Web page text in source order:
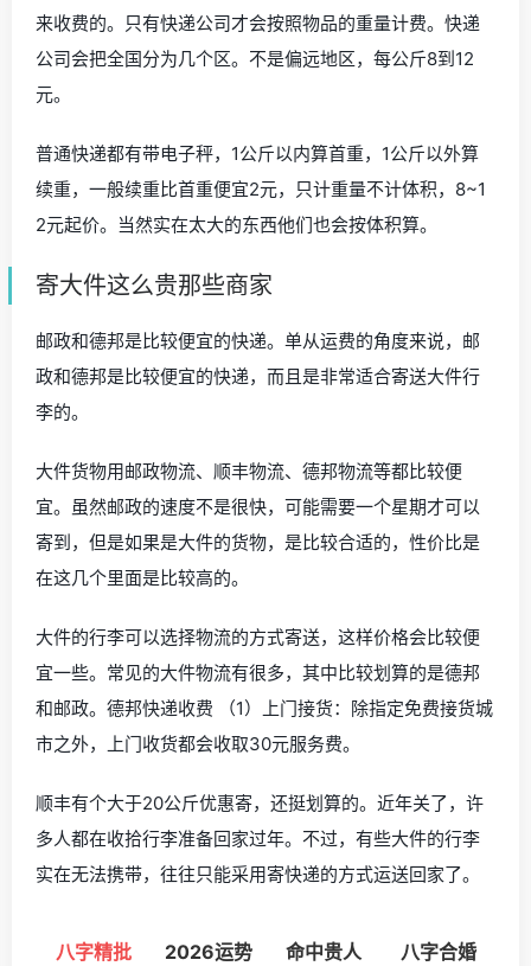
来收费的。只有快递公司才会按照物品的重量计费。快递
公司会把全国分为几个区。不是偏远地区，每公斤8到12
元。
普通快递都有带电子秤，1公斤以内算首重，1公斤以外算
续重，一般续重比首重便宜2元，只计重量不计体积，8~1
2元起价。当然实在太大的东西他们也会按体积算。
寄大件这么贵那些商家
邮政和德邦是比较便宜的快递。单从运费的角度来说，邮
政和德邦是比较便宜的快递，而且是非常适合寄送大件行
李的。
大件货物用邮政物流、顺丰物流、德邦物流等都比较便
宜。虽然邮政的速度不是很快，可能需要一个星期才可以
寄到，但是如果是大件的货物，是比较合适的，性价比是
在这几个里面是比较高的。
大件的行李可以选择物流的方式寄送，这样价格会比较便
宜一些。常见的大件物流有很多，其中比较划算的是德邦
和邮政。德邦快递收费 （1）上门接货：除指定免费接货城
市之外，上门收货都会收取30元服务费。
顺丰有个大于20公斤优惠寄，还挺划算的。近年关了，许
多人都在收拾行李准备回家过年。不过，有些大件的行李
实在无法携带，往往只能采用寄快递的方式运送回家了。
八字精批 2026运势 命中贵人 八字合婚